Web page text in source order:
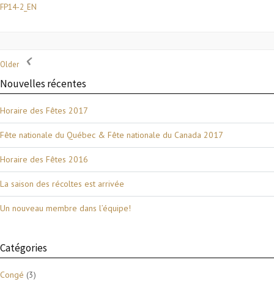
FP14-2_EN
Older
Nouvelles récentes
Horaire des Fêtes 2017
Fête nationale du Québec & Fête nationale du Canada 2017
Horaire des Fêtes 2016
La saison des récoltes est arrivée
Un nouveau membre dans l’équipe!
Catégories
Congé (3)